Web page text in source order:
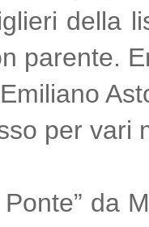
della
parente.
per vari
Ponte” da